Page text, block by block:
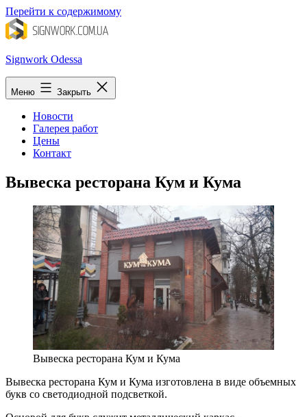
Перейти к содержимому
Signwork Odessa
Меню Закрыть
Новости
Галерея работ
Цены
Контакт
Вывеска ресторана Кум и Кума
Вывеска ресторана Кум и Кума
Вывеска ресторана Кум и Кума изготовлена в виде объемных
букв со светодиодной подсветкой.